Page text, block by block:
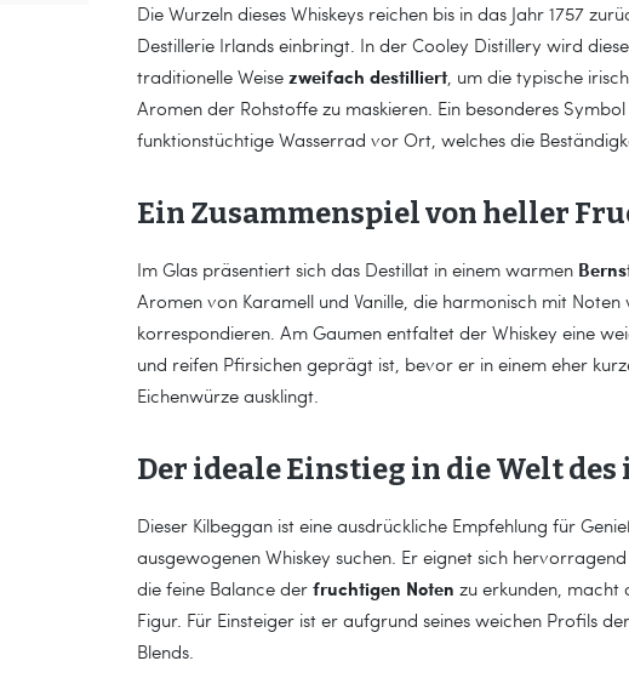
Die Wurzeln dieses Whiskeys reichen bis in das Jahr 1757
Destillerie Irlands einbringt. In der Cooley Distillery wird
traditionelle Weise zweifach destilliert, um die typische
Aromen der Rohstoffe zu maskieren. Ein besonderes
funktionstüchtige Wasserrad vor Ort, welches die
Ein Zusammenspiel von heller
Im Glas präsentiert sich das Destillat in einem warmen
Aromen von Karamell und Vanille, die harmonisch mit
korrespondieren. Am Gaumen entfaltet der Whiskey eine
und reifen Pfirsichen geprägt ist, bevor er in einem eher
Eichenwürze ausklingt.
Der ideale Einstieg in die Welt
Dieser Kilbeggan ist eine ausdrückliche Empfehlung für
ausgewogenen Whiskey suchen. Er eignet sich
die feine Balance der fruchtigen Noten zu erkunden, macht
Figur. Für Einsteiger ist er aufgrund seines weichen Profils
Blends.